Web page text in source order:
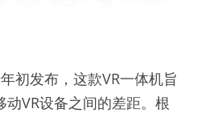
初发布，这款VR一体机旨
VR设备之间的差距。根